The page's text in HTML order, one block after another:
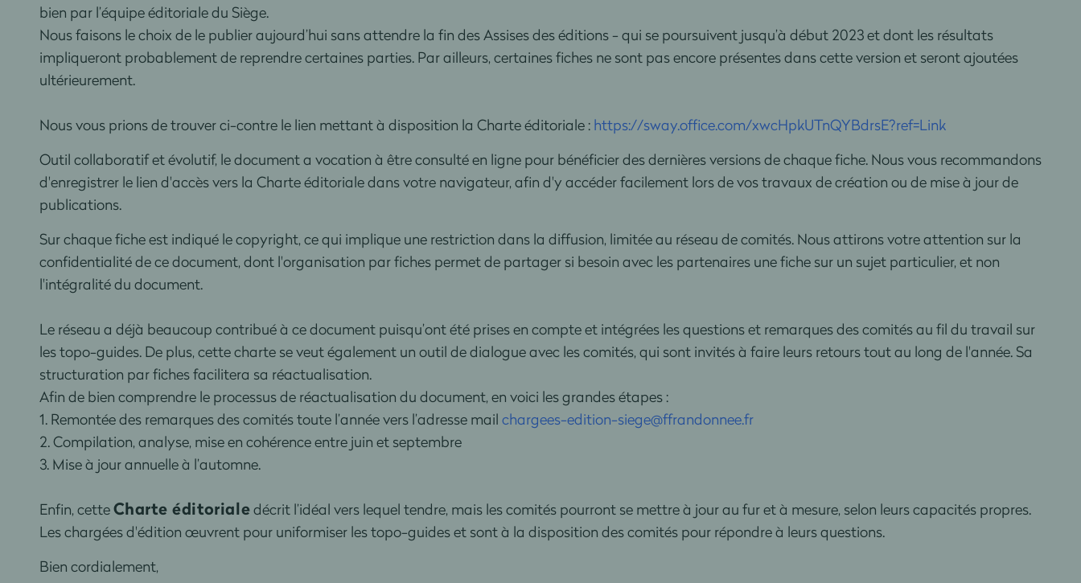
bien par l’équipe éditoriale du Siège.
Nous faisons le choix de le publier aujourd’hui sans attendre la fin des Assises des éditions - qui se poursuivent jusqu’à début 2023 et dont les résultats
impliqueront probablement de reprendre certaines parties. Par ailleurs, certaines fiches ne sont pas encore présentes dans cette version et seront ajoutées
ultérieurement.
Nous vous prions de trouver ci-contre le lien mettant à disposition la Charte éditoriale : https://sway.office.com/xwcHpkUTnQYBdrsE?ref=Link
Outil collaboratif et évolutif, le document a vocation à être consulté en ligne pour bénéficier des dernières versions de chaque fiche. Nous vous recommandons
d'enregistrer le lien d'accès vers la Charte éditoriale dans votre navigateur, afin d'y accéder facilement lors de vos travaux de création ou de mise à jour de
publications.
Sur chaque fiche est indiqué le copyright, ce qui implique une restriction dans la diffusion, limitée au réseau de comités. Nous attirons votre attention sur la
confidentialité de ce document, dont l'organisation par fiches permet de partager si besoin avec les partenaires une fiche sur un sujet particulier, et non
l'intégralité du document.
Le réseau a déjà beaucoup contribué à ce document puisqu’ont été prises en compte et intégrées les questions et remarques des comités au fil du travail sur
les topo-guides. De plus, cette charte se veut également un outil de dialogue avec les comités, qui sont invités à faire leurs retours tout au long de l'année. Sa
structuration par fiches facilitera sa réactualisation.
Afin de bien comprendre le processus de réactualisation du document, en voici les grandes étapes :
1. Remontée des remarques des comités toute l’année vers l’adresse mail chargees-edition-siege@ffrandonnee.fr
2. Compilation, analyse, mise en cohérence entre juin et septembre
3. Mise à jour annuelle à l’automne.
Enfin, cetteCharte éditorialedécrit l’idéal vers lequel tendre, mais les comités pourront se mettre à jour au fur et à mesure, selon leurs capacités propres.
Les chargées d'édition œuvrent pour uniformiser les topo-guides et sont à la disposition des comités pour répondre à leurs questions.
Bien cordialement,